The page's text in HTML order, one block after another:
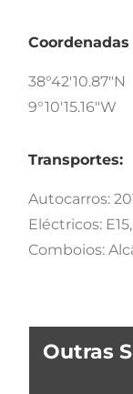
Coordenadas
38°42'10.87"N
9°10'15.16"W
Transportes:
Autocarros:
Eléctricos:
Comboios:
Outras